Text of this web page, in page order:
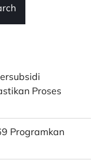
Proses
Programkan